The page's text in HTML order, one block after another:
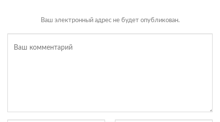
Ваш электронный адрес не будет опубликован.